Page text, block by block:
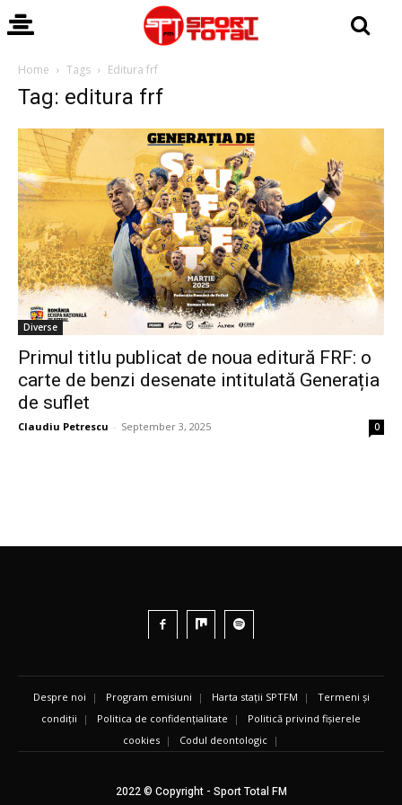
Home Tags Editura frf
Tag: editura frf
Diverse
Primul titlu publicat de noua editură FRF: o
carte de benzi desenate intitulată Generația
de suflet
Claudiu Petrescu - September 3, 2025 0
Despre noi | Program emisiuni | Harta stații SPTFM | Termeni și
condiții | Politica de confidențialitate | Politică privind fișierele
cookies | Codul deontologic |
2022 © Copyright - Sport Total FM